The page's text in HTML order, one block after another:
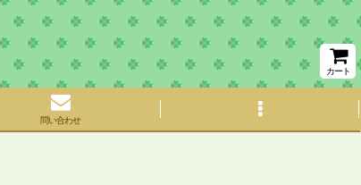
カート
問い合わせ